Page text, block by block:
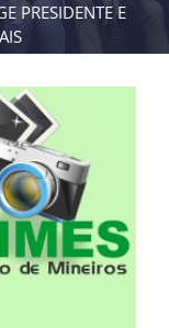
PRESIDENTE E